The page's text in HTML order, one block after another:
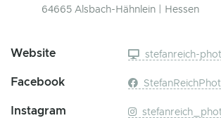
64665 Alsbach-Hähnlein | Hessen
Website stefanreich-
Facebook
Instagram